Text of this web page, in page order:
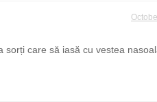
care să iasă cu vestea